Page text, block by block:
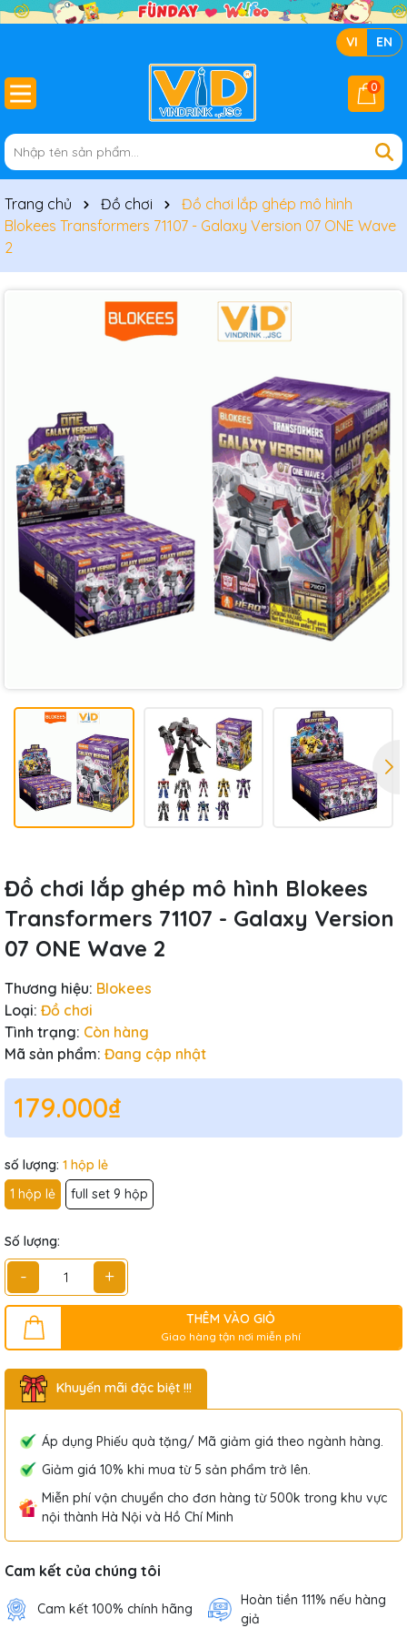
VI EN
0
Trang chủ Đồ chơi
Đồ chơi lắp ghép mô hình
Blokees Transformers 71107 - Galaxy Version 07 ONE Wave
2
Đồ chơi lắp ghép mô hình Blokees
Transformers 71107 - Galaxy Version
07 ONE Wave 2
Thương hiệu: Blokees
Loại: Đồ chơi
Tình trạng: Còn hàng
Mã sản phẩm: Đang cập nhật
179.000₫
số lượng: 1 hộp lẻ
1 hộp lẻ
full set 9 hộp
Số lượng:
- +
THÊM VÀO GIỎ
Giao hàng tận nơi miễn phí
Khuyến mãi đặc biệt !!!
Áp dụng Phiếu quà tặng/ Mã giảm giá theo ngành hàng.
Giảm giá 10% khi mua từ 5 sản phẩm trở lên.
Miễn phí vận chuyển cho đơn hàng từ 500k trong khu vực
nội thành Hà Nội và Hồ Chí Minh
Cam kết của chúng tôi
Cam kết 100% chính hãng
Hoàn tiền 111% nếu hàng
giả